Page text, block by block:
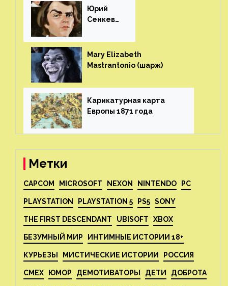
Юрий
Сенкеви
Mary Elizabeth
Mastrantonio (шарж)⁠⁠
Карикатурная карта
Европы 1871 года⁠⁠
Метки
CAPCOM MICROSOFT NEXON NINTENDO PC
PLAYSTATION PLAYSTATION 5 PS5 SONY
THE FIRST DESCENDANT UBISOFT XBOX
БЕЗУМНЫЙ МИР ИНТИМНЫЕ ИСТОРИИ 18+
КУРЬЕЗЫ МИСТИЧЕСКИЕ ИСТОРИИ РОССИЯ
СМЕХ ЮМОР ДЕМОТИВАТОРЫ ДЕТИ ДОБРОТА